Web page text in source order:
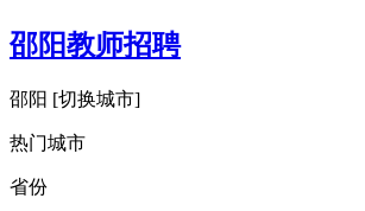
邵阳教师招聘
邵阳 [切换城市]
热门城市
省份